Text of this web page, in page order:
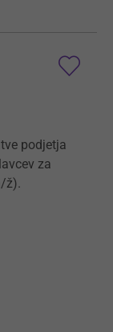
podjetja
za
ž).